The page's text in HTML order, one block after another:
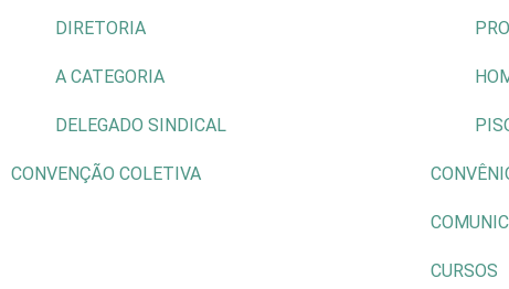
DIRETORIA
A CATEGORIA
DELEGADO SINDICAL
CONVENÇÃO COLETIVA
CURSOS